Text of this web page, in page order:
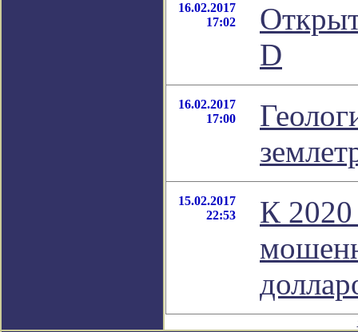
16.02.2017
17:02
D
16.02.2017
17:00
15.02.2017
22:53
К 2020